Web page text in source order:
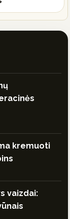
kremuoti
vaizdai: